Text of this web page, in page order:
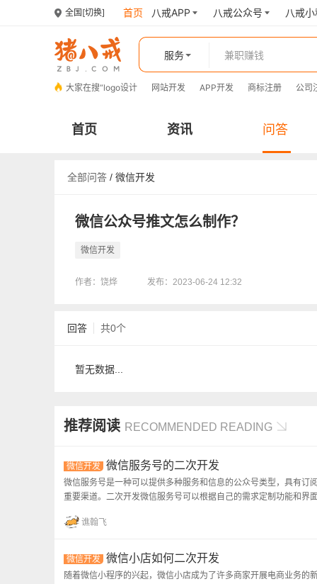
全国 [切换] 首页 八戒APP 八戒公众号 八戒
服务
大家在搜“logo设计 网站开发 APP开发 商标注册 公司
首页 资讯 问答
全部问答 / 微信开发
微信公众号推文怎么制作？
微信开发
作者：饶烨 发布：2023-06-24 12:32
回答 共0个
暂无数据...
推荐阅读 RECOMMENDED READING
微信开发 微信服务号的二次开发
微信服务号是一种可以提供多种服务和信息的公众号类型，具有
重要渠道。二次开发微信服务号可以根据自己的需求定制功能和界
谯翰飞
微信开发 微信小店如何二次开发
随着微信小程序的兴起，微信小店成为了许多商家开展电商业务